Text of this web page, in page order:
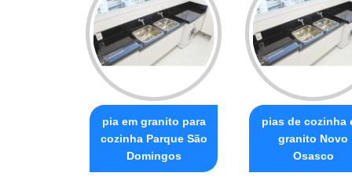
pia em granito para
cozinha Parque São
Domingos
pias de cozinha
granito Novo
Osasco